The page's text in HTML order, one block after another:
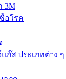
3M
อโรค
แก๊ส ประเภทต่าง ๆ